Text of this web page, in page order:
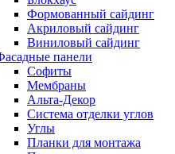
Формованный сайдинг
Акриловый сайдинг
Виниловый сайдинг
панели
Софиты
Мембраны
Альта-Декор
Система отделки углов
Углы
Планки для монтажа